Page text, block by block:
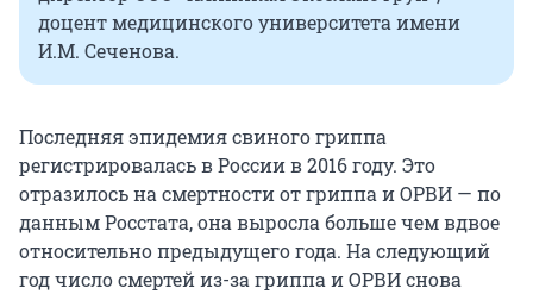
доцент медицинского университета имени
И.М. Сеченова.
Последняя эпидемия свиного гриппа
регистрировалась в России в 2016 году. Это
отразилось на смертности от гриппа и ОРВИ — по
данным Росстата, она выросла больше чем вдвое
относительно предыдущего года. На следующий
год число смертей из-за гриппа и ОРВИ снова